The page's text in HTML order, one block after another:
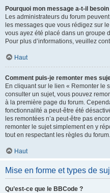
Pourquoi mon message a-t-il
Les administrateurs du forum
les messages que vous rédigez sur
vous ayez été placé dans un groupe
Pour plus d’informations, veuillez
Haut
Comment puis-je remonter mes
En cliquant sur le lien « Remonter le
consulter un sujet, vous pouvez
à la première page du forum.
fonctionnalité a peut-être été
les remontées n’a peut-être pas
remonter le sujet simplement en y
tout en respectant les règles du forum.
Haut
Mise en forme et types de
Qu’est-ce que le BBCode ?